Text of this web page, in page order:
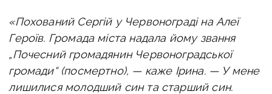
«Похований Сергій у Червонограді на Алеї
Героїв. Громада міста надала йому звання
„Почесний громадянин Червоноградської
громади“ (посмертно), — каже Ірина. — У мене
лишилися молодший син та старший син.